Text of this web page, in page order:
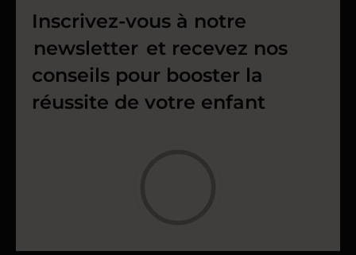
Inscrivez-vous à notre
newsletter et recevez nos
conseils pour booster la
réussite de votre enfant